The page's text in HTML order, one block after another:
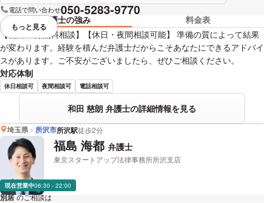
電話で問い合わせ050-5283-9770
弁護士の強み
料金表
【初回30分無料相談】【休日・夜間相談可能】 準備の質によって結果
が変わります。経験を積んだ弁護士だからこそあなたにできるアドバイ
スがあります。ご不安がございましたら、ぜひご相談ください。
対応体制
休日相談可 夜間相談可 電話相談可
和田 慈朗 弁護士の詳細情報を見る
視覚的に省略されている要素を
もっと見る
埼玉県 所沢市所沢駅徒歩2分
福島 海都 弁護士
東京スタートアップ法律事務所所沢支店
現在営業中06:30 - 22:00
別居 のご相談は